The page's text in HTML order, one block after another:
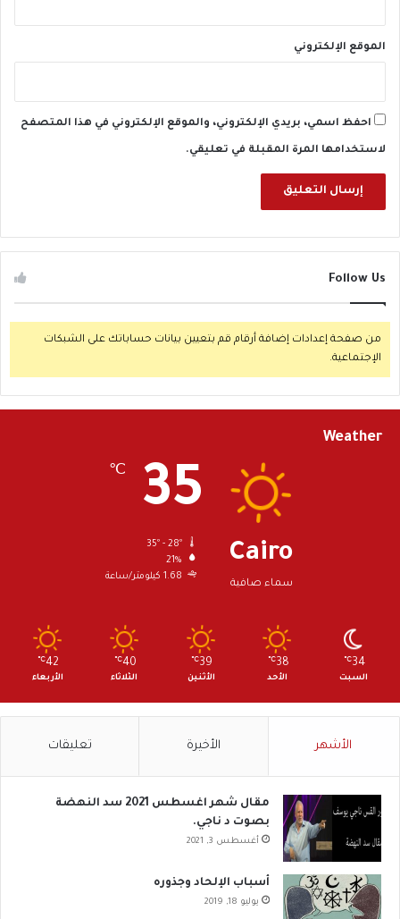
الموقع الإلكتروني
احفظ اسمي، بريدي الإلكتروني، والموقع الإلكتروني في هذا المتصفح
لاستخدامها المرة المقبلة في تعليقي.
Follow Us
من صفحة إعدادات إضافة أرقام قم بتعيين بيانات حساباتك على الشبكات
الإجتماعية.
Weather
Cairo
سماء صافية
35
℃
21%
1.68 كيلومتر/ساعة
34
℃
السبت
38
℃
الأحد
39
℃
الأثنين
40
℃
الثلاثاء
42
℃
الأربعاء
الأشهر الأخيرة تعليقات
مقال شهر اغسطس 2021 سد النهضة
بصوت د ناجي.
أغسطس 3, 2021
أسباب الإلحاد وجذوره
يوليو 18, 2019